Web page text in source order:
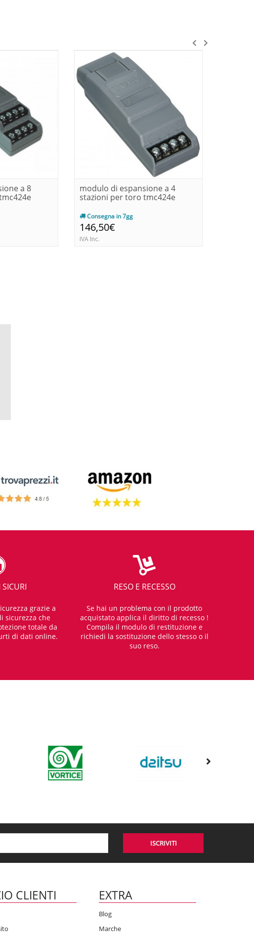
a 8
modulo di espansione a 4
stazioni per toro tmc424e
Consegna in 7gg
146,50€
IVA Inc.
grazie a
sicurezza che
totale da
di dati online.
RESO E RECESSO
Se hai un problema con il prodotto
acquistato applica il diritto di recesso !
Compila il modulo di restituzione e
richiedi la sostituzione dello stesso o il
suo reso.
ISCRIVITI
CLIENTI EXTRA
Blog
Marche